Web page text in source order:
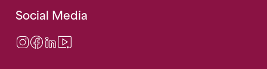
Social Media
Instagram
Facebook
LinkedIn